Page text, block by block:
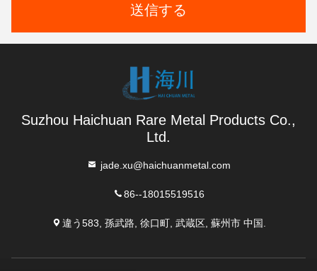
送信する
Suzhou Haichuan Rare Metal Products Co.,
Ltd.
jade.xu@haichuanmetal.com
86--18015519516
違う583, 孫武路, 徐口町, 武蔵区, 蘇州市 中国.